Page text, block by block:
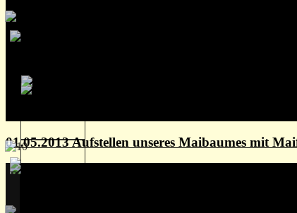
01.05.2013 Aufstellen unseres Maibaumes mit